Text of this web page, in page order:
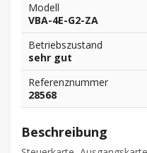
Modell
VBA-4E-G2-ZA
Betriebszustand
sehr gut
Referenznummer
28568
Beschreibung